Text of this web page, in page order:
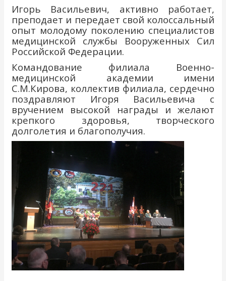
Игорь Васильевич, активно работает,
преподает и передает свой колоссальный
опыт молодому поколению специалистов
медицинской службы Вооруженных Сил
Российской Федерации.
Командование филиала Военно-
медицинской академии имени
С.М.Кирова, коллектив филиала, сердечно
поздравляют Игоря Васильевича с
вручением высокой награды и желают
крепкого здоровья, творческого
долголетия и благополучия.